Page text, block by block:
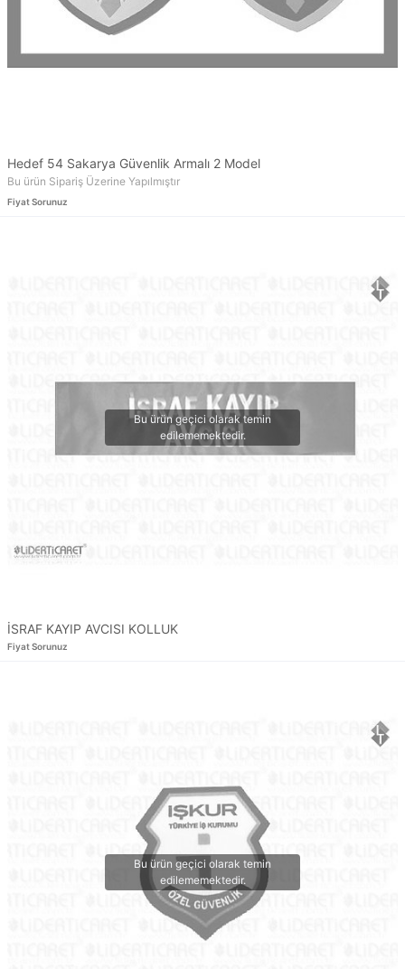
Hedef 54 Sakarya Güvenlik Armalı 2 Model
Bu ürün Sipariş Üzerine Yapılmıştır
Fiyat Sorunuz
İSRAF KAYIP AVCISI KOLLUK
Fiyat Sorunuz